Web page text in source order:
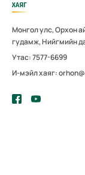
ХАЯГ
Монгол улс, Орхон
гудамж, Нийгмийн
Утас: 7577-6699
И-мэйл хаяг: